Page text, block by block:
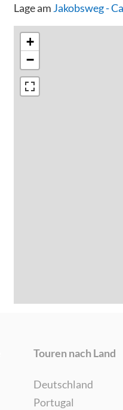
Lage am Jakobsweg -
+
−
Touren nach Land
Deutschland
Portugal